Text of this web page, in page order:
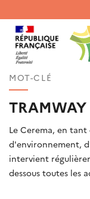
RECHERCHER UN MOT-
QUE RECHERCHEZ-
MOT-CLÉ
TRAMWAY
Le Cerema, en
d'environnement,
intervient
dessous toutes les